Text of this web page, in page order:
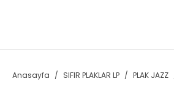
Anasayfa SIFIR PLAKLAR LP PLAK JAZZ